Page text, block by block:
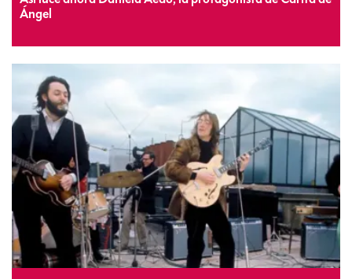
Ángel